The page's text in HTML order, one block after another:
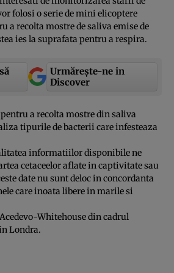
folosi o serie de mini elicoptere
a recolta mostre de saliva emise de
ies la suprafata pentru a respira.
Urmărește-ne in
Discover
a recolta mostre din saliva
tipurile de bacterii care infesteaza
informatiilor disponibile ne
cetaceelor aflate in captivitate sau
date nu sunt deloc in concordanta
care inoata libere in marile si
Whitehouse din cadrul
Londra.